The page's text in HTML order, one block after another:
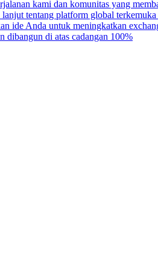
kami dan komunitas yang
tentang platform global terkemuka
ide Anda untuk meningkatkan
dibangun di atas cadangan 100%